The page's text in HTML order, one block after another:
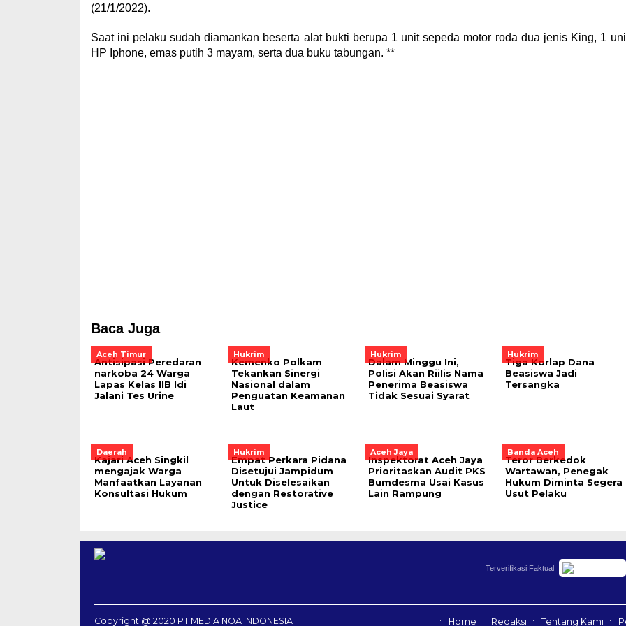
(21/1/2022).
Saat ini pelaku sudah diamankan beserta alat bukti berupa 1 unit sepeda motor roda dua jenis King, 1
HP Iphone, emas putih 3 mayam, serta dua buku tabungan. **
Baca Juga
Aceh Timur
Antisipasi Peredaran
narkoba 24 Warga
Lapas Kelas IIB Idi
Jalani Tes Urine
Hukrim
Kemenko Polkam
Tekankan Sinergi
Nasional dalam
Penguatan Keamanan
Laut
Hukrim
Dalam Minggu Ini,
Polisi Akan Riilis Nama
Penerima Beasiswa
Tidak Sesuai Syarat
Hukrim
Tiga Korlap Dana
Beasiswa Jadi
Tersangka
Daerah
Kajari Aceh Singkil
mengajak Warga
Manfaatkan Layanan
Konsultasi Hukum
Hukrim
Empat Perkara Pidana
Disetujui Jampidum
Untuk Diselesaikan
dengan Restorative
Justice
Aceh Jaya
Inspektorat Aceh Jaya
Prioritaskan Audit PKS
Bumdesma Usai Kasus
Lain Rampung
Banda Aceh
Teror Berkedok
Wartawan, Penegak
Hukum Diminta Segera
Usut Pelaku
Terverifikasi Faktual
Copyright @ 2020 PT MEDIA NOA INDONESIA Home Redaksi Tentang Kami